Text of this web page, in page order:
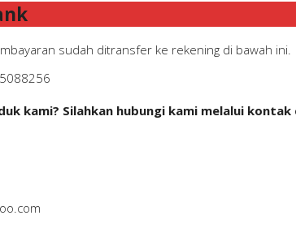
sudah ditransfer ke rekening di bawah ini.
kami? Silahkan hubungi kami melalui kontak